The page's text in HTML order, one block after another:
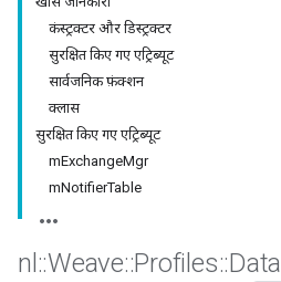
कंस्ट्रक्टर और डिस्ट्रक्टर
सुरक्षित किए गए एट्रिब्यूट
सार्वजनिक फ़ंक्शन
क्लास
सुरक्षित किए गए एट्रिब्यूट
mExchangeMgr
mNotifierTable
nl ::Weave::Profiles::Data